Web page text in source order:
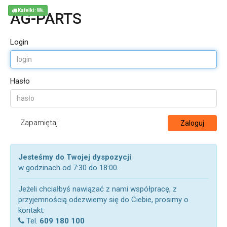
AG-PARTS
Login
Hasło
Zapamiętaj Zaloguj
Jesteśmy do Twojej dyspozycji
w godzinach od 7:30 do 18:00.
Jeżeli chciałbyś nawiązać z nami współpracę, z
przyjemnością odezwiemy się do Ciebie, prosimy o
kontakt:
Tel. 609 180 100
Kafelki: WŁ